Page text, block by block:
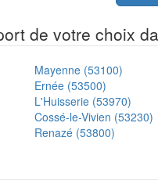
de votre choix
Mayenne (53100)
Ernée (53500)
L'Huisserie (53970)
Cossé-le-Vivien (53230)
Renazé (53800)